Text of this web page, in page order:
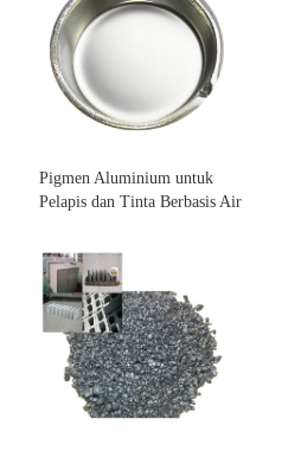
Pigmen Aluminium untuk
Pelapis dan Tinta Berbasis Air